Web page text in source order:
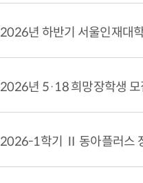
2026년 하반기 서울인재대
2026년 5·18 희망장학생 모
2026-1학기 Ⅱ 동아플러스